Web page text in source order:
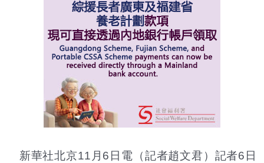
新華社北京11月6日電（記者趙文君）記者6日